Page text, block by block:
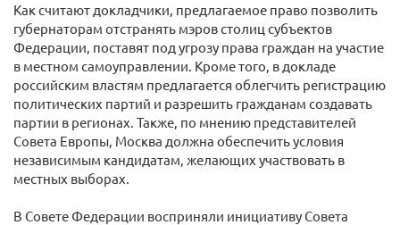
Как считают докладчики, предлагаемое право позволить
губернаторам отстранять мэров столиц субъектов
Федерации, поставят под угрозу права граждан на участие
в местном самоуправлении. Кроме того, в докладе
российским властям предлагается облегчить регистрацию
политических партий и разрешить гражданам создавать
партии в регионах. Также, по мнению представителей
Совета Европы, Москва должна обеспечить условия
независимым кандидатам, желающих участвовать в
местных выборах.
В Совете Федерации восприняли инициативу Совета